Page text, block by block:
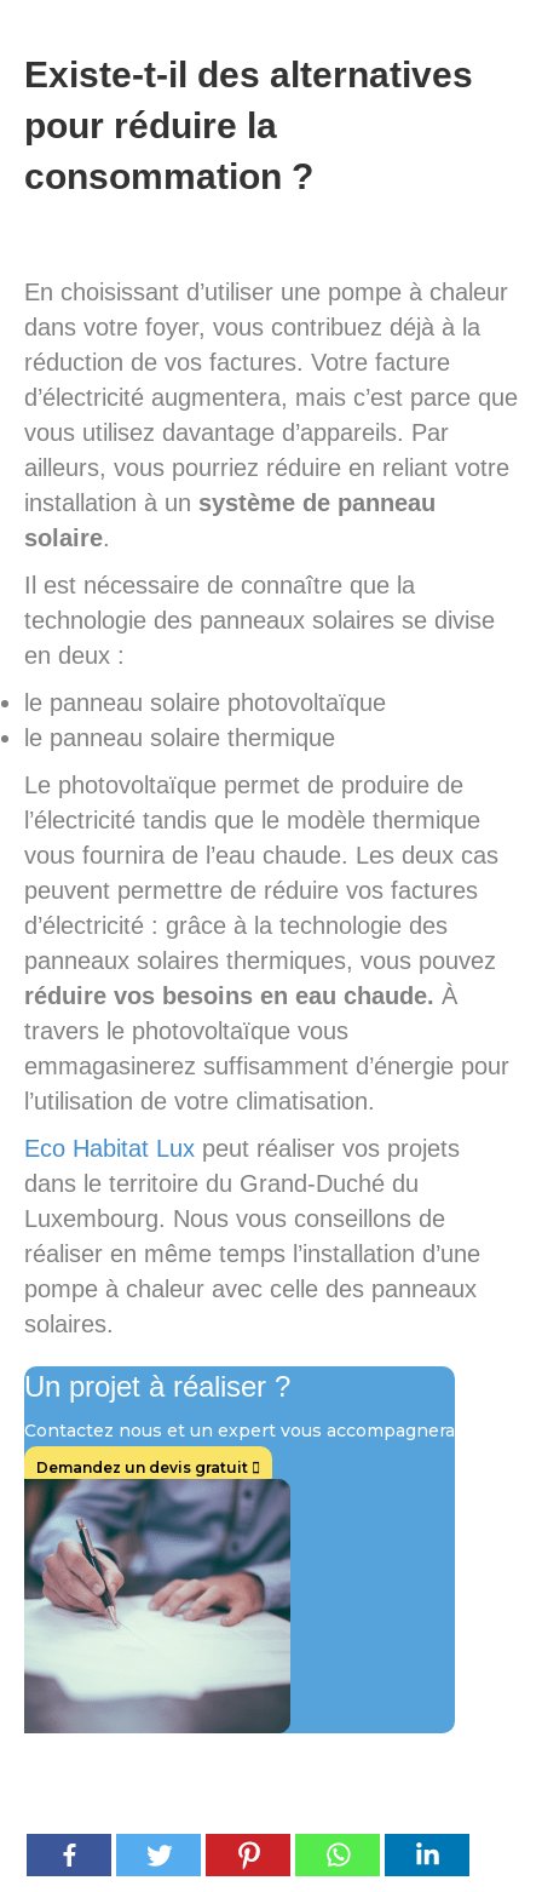
Existe-t-il des alternatives
pour réduire la
consommation ?
En choisissant d’utiliser une pompe à chaleur
dans votre foyer, vous contribuez déjà à la
réduction de vos factures. Votre facture
d’électricité augmentera, mais c’est parce que
vous utilisez davantage d’appareils. Par
ailleurs, vous pourriez réduire en reliant votre
installation à un système de panneau
solaire.
Il est nécessaire de connaître que la
technologie des panneaux solaires se divise
en deux :
le panneau solaire photovoltaïque
le panneau solaire thermique
Le photovoltaïque permet de produire de
l’électricité tandis que le modèle thermique
vous fournira de l’eau chaude. Les deux cas
peuvent permettre de réduire vos factures
d’électricité : grâce à la technologie des
panneaux solaires thermiques, vous pouvez
réduire vos besoins en eau chaude. À
travers le photovoltaïque vous
emmagasinerez suffisamment d’énergie pour
l’utilisation de votre climatisation.
Eco Habitat Lux peut réaliser vos projets
dans le territoire du Grand-Duché du
Luxembourg. Nous vous conseillons de
réaliser en même temps l’installation d’une
pompe à chaleur avec celle des panneaux
solaires.
Un projet à réaliser ?
Contactez nous et un expert vous accompagnera
Demandez un devis gratuit